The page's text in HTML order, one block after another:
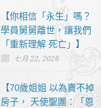
【你相信「永生」嗎？
學員舅舅離世，讓我們
「重新理解 死亡」】
七月 22, 2026
【70歲姐姐 以為賣不掉
房子， 天使聖團：「恩